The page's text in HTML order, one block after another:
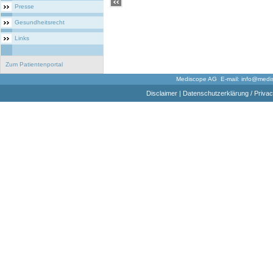
Presse
Gesundheitsrecht
Links
Zum Patientenportal
Mediscope AG E-mail:
Disclaimer| Datenschutzerklärung /